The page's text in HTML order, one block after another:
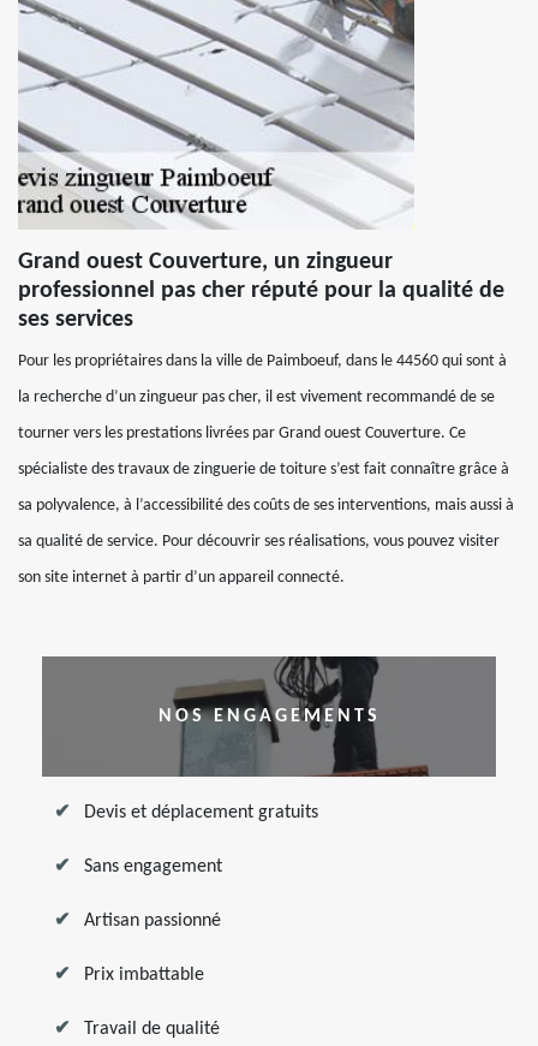
Grand ouest Couverture, un zingueur
professionnel pas cher réputé pour la qualité de
ses services
Pour les propriétaires dans la ville de Paimboeuf, dans le 44560 qui sont à
la recherche d’un zingueur pas cher, il est vivement recommandé de se
tourner vers les prestations livrées par Grand ouest Couverture. Ce
spécialiste des travaux de zinguerie de toiture s’est fait connaître grâce à
sa polyvalence, à l’accessibilité des coûts de ses interventions, mais aussi à
sa qualité de service. Pour découvrir ses réalisations, vous pouvez visiter
son site internet à partir d’un appareil connecté.
NOS ENGAGEMENTS
Devis et déplacement gratuits
Sans engagement
Artisan passionné
Prix imbattable
Travail de qualité